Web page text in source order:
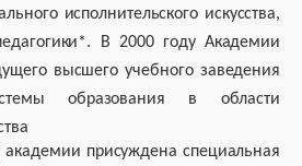
исполнительского искусства,
В 2000 году Академии
высшего учебного заведения
образования в области
академии присуждена специальная